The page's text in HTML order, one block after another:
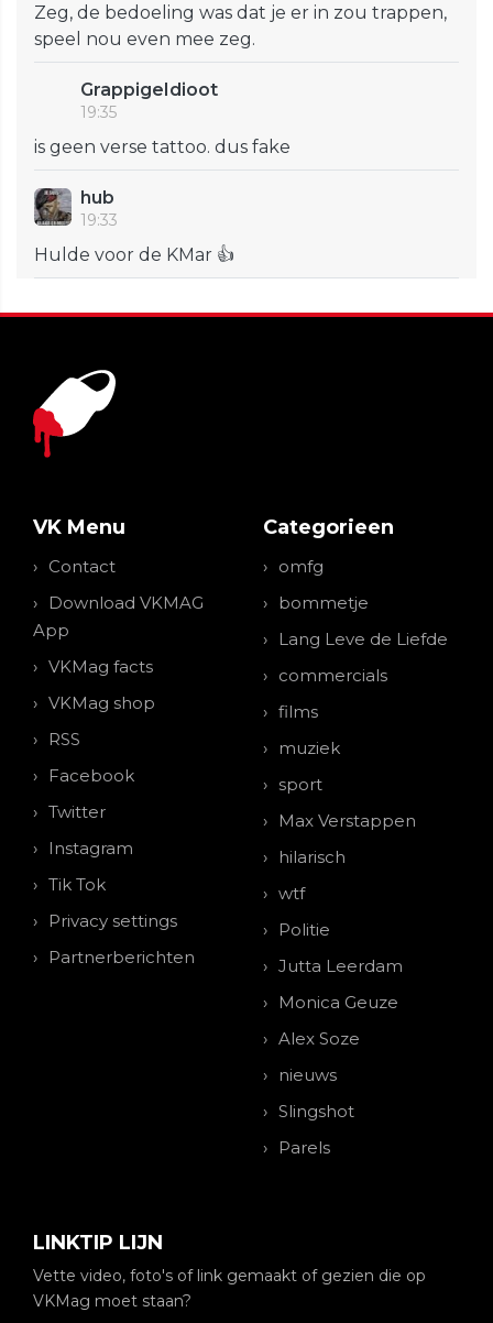
Zeg, de bedoeling was dat je er in zou trappen,
speel nou even mee zeg.
GrappigeIdioot
19:35
is geen verse tattoo. dus fake
hub
19:33
Hulde voor de KMar 👍
VK Menu
Contact
Download VKMAG
App
VKMag facts
VKMag shop
RSS
Facebook
Twitter
Instagram
Tik Tok
Privacy settings
Partnerberichten
Categorieen
omfg
bommetje
Lang Leve de Liefde
commercials
films
muziek
sport
Max Verstappen
hilarisch
wtf
Politie
Jutta Leerdam
Monica Geuze
Alex Soze
nieuws
Slingshot
Parels
LINKTIP LIJN
Vette video, foto's of link gemaakt of gezien die op
VKMag moet staan?